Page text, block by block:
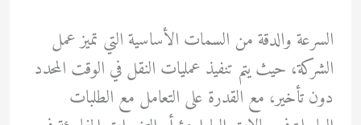
السرعة والدقة من السمات الأساسية التي تميز عمل
الشركة، حيث يتم تنفيذ عمليات النقل في الوقت المحدد
دون تأخير، مع القدرة على التعامل مع الطلبات